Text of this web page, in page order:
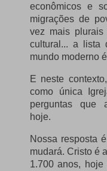
econômicos e
migrações de
vez mais
cultural... a lista
mundo moderno
E neste
como única
perguntas que
hoje.
Nossa resposta
mudará. Cristo é
1.700 anos, hoje